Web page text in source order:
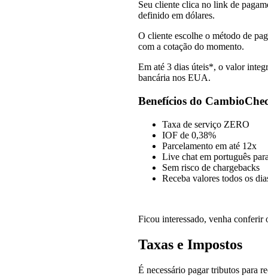
Seu cliente clica no link de
definido em dólares.
O cliente escolhe o método de
com a cotação do momento.
Em até 3 dias úteis*, o valor
bancária nos EUA.
Benefícios do
Taxa de serviço ZERO
IOF de 0,38%
Parcelamento em até 12x
Live chat em português
Sem risco de chargebacks
Receba valores todos os
Ficou interessado, venha conferir
Taxas e Impostos
É necessário pagar tributos para